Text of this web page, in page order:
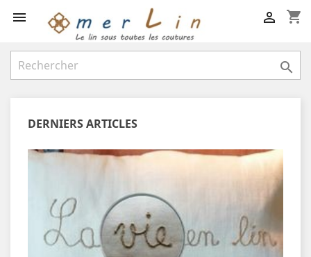
 shopping_cart


DERNIERS ARTICLES